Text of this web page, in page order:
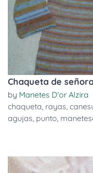
Chaqueta de
by Manetes D'or Alzira
chaqueta, rayas,
agujas, punto,